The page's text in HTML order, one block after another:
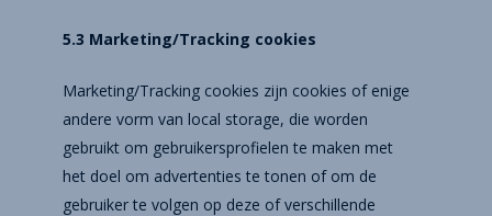
5.3 Marketing/Tracking cookies
Marketing/Tracking cookies zijn cookies of enige
andere vorm van local storage, die worden
gebruikt om gebruikersprofielen te maken met
het doel om advertenties te tonen of om de
gebruiker te volgen op deze of verschillende